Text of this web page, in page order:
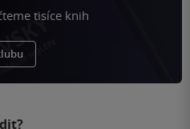
tisíce knih